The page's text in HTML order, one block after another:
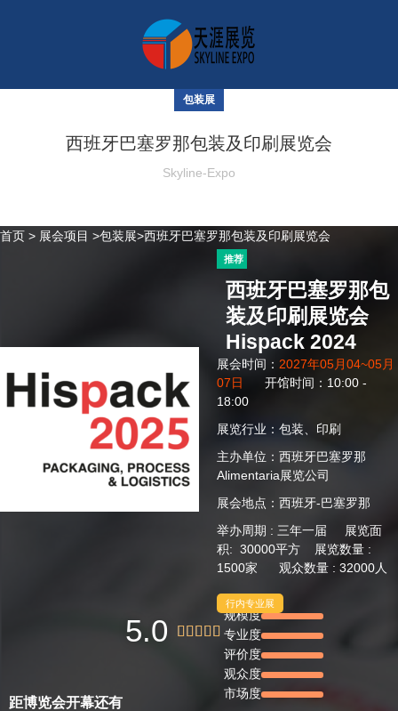
包装展
西班牙巴塞罗那包装及印刷展览会
Skyline-Expo
首页 > 展会项目 >包装展>西班牙巴塞罗那包装及印刷展览会
推荐
西班牙巴塞罗那包
装及印刷展览会
Hispack 2024
展会时间： 2027年05月04~05月
07日
开馆时间：10:00 -
18:00
展览行业：包装、印刷
主办单位：西班牙巴塞罗那
Alimentaria展览公司
展会地点：西班牙-巴塞罗那
举办周期 : 三年一届 展览面
积: 30000平方 展览数量 :
1500家 观众数量 : 32000人
行内专业展
5.0     
规模度
专业度
评价度
观众度
市场度
距博览会开幕还有